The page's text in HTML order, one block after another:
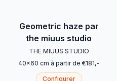
Geometric haze par
the miuus studio
THE MIUUS STUDIO
40x60 cm à partir de €181,-
Configurer